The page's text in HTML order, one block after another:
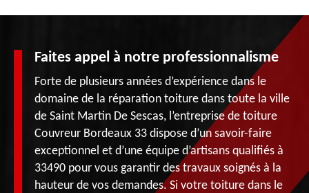
Faites appel à notre professionnalisme
Forte de plusieurs années d’expérience dans le
domaine de la réparation toiture dans toute la ville
de Saint Martin De Sescas, l’entreprise de toiture
Couvreur Bordeaux 33 dispose d’un savoir-faire
exceptionnel et d’une équipe d’artisans qualifiés à
33490 pour vous garantir des travaux soignés à la
hauteur de vos demandes. Si votre toiture dans le